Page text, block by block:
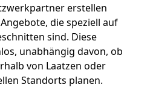
erstellen
die speziell auf
sind. Diese
unabhängig davon, ob
von Laatzen oder
Standorts planen.